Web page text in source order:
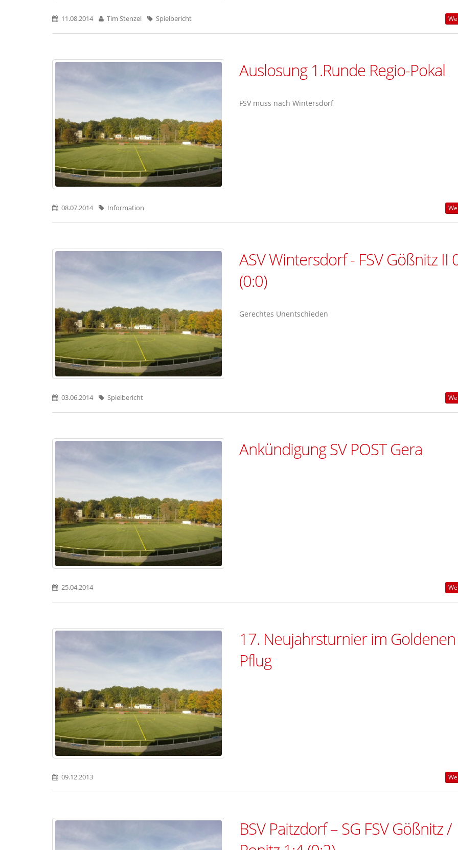
11.08.2014 Tim Stenzel Spielbericht
Auslosung 1.Runde Regio-Pokal
FSV muss nach Wintersdorf
08.07.2014 Information
ASV Wintersdorf - FSV Gößnitz II
(0:0)
Gerechtes Unentschieden
03.06.2014 Spielbericht
Ankündigung SV POST Gera
25.04.2014
17. Neujahrsturnier im Goldenen
Pflug
09.12.2013
BSV Paitzdorf – SG FSV Gößnitz /